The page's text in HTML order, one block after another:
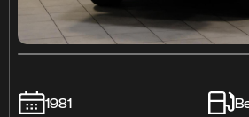
1981